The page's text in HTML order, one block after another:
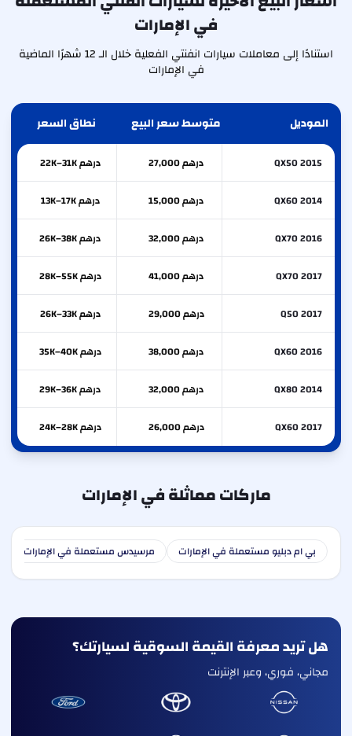
في الإمارات
استنادًا إلى معاملات سيارات انفنتي الفعلية خلال الـ 12 شهرًا الماضية
في الإمارات
الموديل متوسط سعر البيع نطاق السعر
QX50 2015 درهم 27,000 درهم 22K–31K
QX60 2014 درهم 15,000 درهم 13K–17K
QX70 2016 درهم 32,000 درهم 26K–38K
QX70 2017 درهم 41,000 درهم 28K–55K
Q50 2017 درهم 29,000 درهم 26K–33K
QX60 2016 درهم 38,000 درهم 35K–40K
QX80 2014 درهم 32,000 درهم 29K–36K
QX60 2017 درهم 26,000 درهم 24K–28K
ماركات مماثلة في الإمارات
بي ام دبليو مستعملة في الإمارات مرسيدس مستعملة في الإمارات
هل تريد معرفة القيمة السوقية لسيارتك؟
مجاني، فوري، وعبر الإنترنت